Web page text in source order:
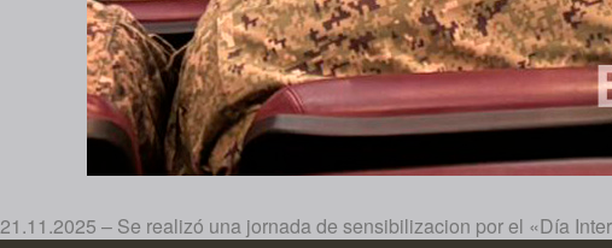
21.11.2025 – Se realizó una jornada de sensibilizacion por el «Día